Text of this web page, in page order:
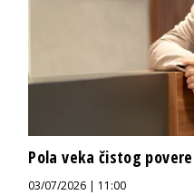
Pola veka čistog
03/07/2026 | 11:00